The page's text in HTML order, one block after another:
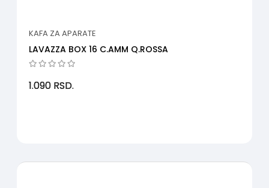
KAFA ZA APARATE
LAVAZZA BOX 16 C.AMM Q.ROSSA
1.090 RSD.